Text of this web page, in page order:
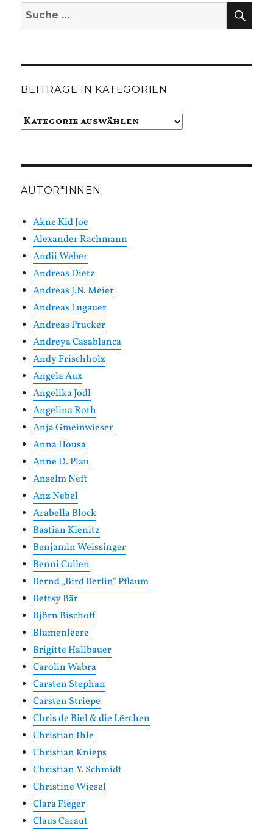
Suche
nach:
BEITRÄGE IN KATEGORIEN
Beiträge
AUTOR*INNEN
Akne Kid Joe
Alexander Rachmann
Andii Weber
Andreas Dietz
Andreas J.N. Meier
Andreas Lugauer
Andreas Prucker
Andreya Casablanca
Andy Frischholz
Angela Aux
Angelika Jodl
Angelina Roth
Anja Gmeinwieser
Anna Housa
Anne D. Plau
Anselm Neft
Anz Nebel
Arabella Block
Bastian Kienitz
Benjamin Weissinger
Benni Cullen
Bernd „Bird Berlin“ Pflaum
Bettsy Bär
Björn Bischoff
Blumenleere
Brigitte Hallbauer
Carolin Wabra
Carsten Stephan
Carsten Striepe
Chris de Biel & die Lërchen
Christian Ihle
Christian Knieps
Christian Y. Schmidt
Christine Wiesel
Clara Fieger
Claus Caraut